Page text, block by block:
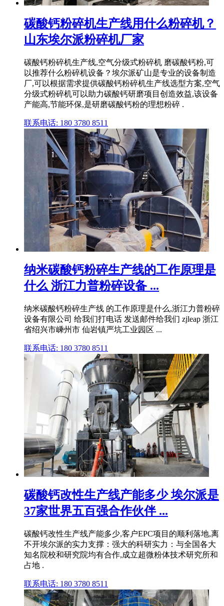
碳酸钙粉碎机生产线用什么粉碎机？
山东埃尔派粉碎机厂家
碳酸钙粉碎机生产线,空气分级式粉碎机 磨碳酸钙粉,可
以推荐什么粉碎机设备？埃尔派矿山是专业的设备制造
厂,可以根据需求提供碳酸钙粉碎机生产线选型方案,空气
分级式粉碎机可以助力碳酸钙研磨项目创造效益,该设备
产能高,节能环保,是研磨碳酸钙粉的理想粉碎 .
联系电话: 180 3780 8511
纳米碳酸钙粉碎生产线的工作原理是
什么 浙江力普粉碎设备 ...
纳米碳酸钙粉碎生产线 的工作原理是什么,浙江力普粉碎
设备有限公司 给我们打电话 发送邮件给我们 zjleap 浙江
省绍兴市嵊州市 仙岩镇严坑工业园区 ...
联系电话: 180 3780 8511
碳酸钙改性生产线产能多少 埃尔派是
37家世界五百强合作伙伴 ...
碳酸钙改性生产线产能多少,客户EPC项目的顺利落地,离
不开埃尔派的实力支撑：强大的科研实力：与全国各大
知名院校和研究院均有合作,成立超微粉体技术研究所和
占地 .
联系电话: 180 3780 8511